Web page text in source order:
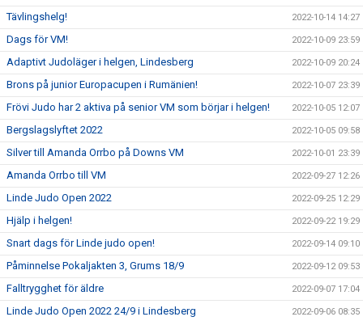
Tävlingshelg! 2022-10-14 14:27
Dags för VM! 2022-10-09 23:59
Adaptivt Judoläger i helgen, Lindesberg 2022-10-09 20:24
Brons på junior Europacupen i Rumänien! 2022-10-07 23:39
Frövi Judo har 2 aktiva på senior VM som börjar i helgen! 2022-10-05 12:07
Bergslagslyftet 2022 2022-10-05 09:58
Silver till Amanda Orrbo på Downs VM 2022-10-01 23:39
Amanda Orrbo till VM 2022-09-27 12:26
Linde Judo Open 2022 2022-09-25 12:29
Hjälp i helgen! 2022-09-22 19:29
Snart dags för Linde judo open! 2022-09-14 09:10
Påminnelse Pokaljakten 3, Grums 18/9 2022-09-12 09:53
Falltrygghet för äldre 2022-09-07 17:04
Linde Judo Open 2022 24/9 i Lindesberg 2022-09-06 08:35